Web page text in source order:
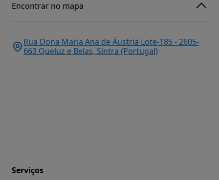
Encontrar no mapa
Rua Dona Maria Ana de Áustria Lote-185 - 2605-
663 Queluz e Belas, Sintra (Portugal)
Serviços